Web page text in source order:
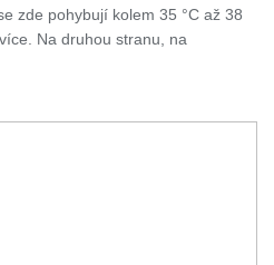
zde pohybují kolem 35 °C až 38
Na druhou stranu, na